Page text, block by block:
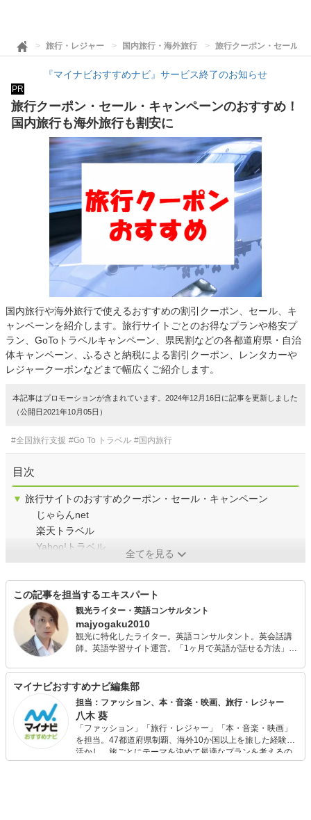
旅行・レジャー 国内旅行・海外旅行 旅行クーポン・セール・
『マイナビおすすめナビ』サービス終了のお知らせ
PR
旅行クーポン・セール・キャンペーンのおすすめ！
国内旅行も海外旅行も割安に
国内旅行や海外旅行で使えるおすすめの割引クーポン、セール、キ
ャンペーンを紹介します。旅行サイトごとのお得なプランや格安プ
ラン、GoToトラベルキャンペーン、県民割などの各都道府県・自治
体キャンペーン、ふるさと納税による割引クーポン、レンタカーや
レジャークーポンなどまで幅広くご紹介します。
本記事はプロモーションが含まれています。2024年12月16日に記事を更新しました
（公開日2021年10月05日）
#全国旅行支援 #Go To トラベル #国内旅行
目次
▼ 旅行サイトのおすすめクーポン・セール・キャンペーン
じゃらんnet
楽天トラベル
Yahoo!トラベル
全てを見る
この記事を担当するエキスパート
観光ライター・英語コンサルタント
majyogaku2010
観光に特化したライター。英語コンサルタント。英会話講
師。英語学習サイト運営。「1ヶ月で英語が話せる方法」を
ており、魅力がより一層引き立つ言葉を意識してコンテン
ツをお届けしています。日本三代名泉「下呂温泉」観光大
使、メディアで話題の観光スポットから極秘スポットまで
ご案内。 現在、「体から痛みを消す」世界唯一の技術習得
を目指して奮闘＆発信中。
マイナビおすすめナビ編集部
担当：ファッション、本・音楽・映画、旅行・レジャー
八木 葵
「ファッション」「旅行・レジャー」「本・音楽・映画」
を担当。47都道府県制覇、海外10か国以上を旅した経験を
活かし、旅ごとにテーマを決めて最適なプランを考えるの
が得意。また、アパレルショップでの販売経験もあり。誰